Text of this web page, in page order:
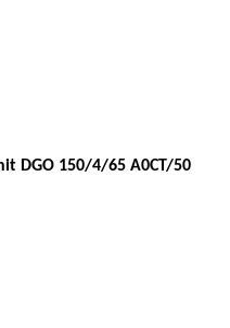
DGO 150/4/65 A0CT/50